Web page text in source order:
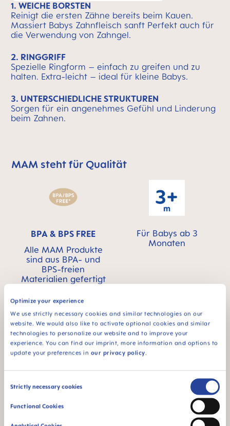
Optimize your experience
We use strictly necessary cookies and similar technologies on our
website. We would also like to activate optional cookies and similar
technologies to personalize our website and to improve your
experience. You can find our imprint, more information and options to
update your preferences in our privacy policy.
Consent
Strictly necessary cookies
Functional Cookies
1. WEICHE BORSTEN
Reinigt die ersten Zähne bereits beim Kauen.
Massiert Babys Zahnfleisch sanft Perfekt auch für
die Verwendung von Zahngel.
2. RINGGRIFF
Spezielle Ringform – einfach zu greifen und zu
halten. Extra-leicht – ideal für kleine Babys.
3. UNTERSCHIEDLICHE STRUKTUREN
Sorgen für ein angenehmes Gefühl und Linderung
beim Zahnen.
MAM überspringen bedeutet Qualitätssymbolleiste
MAM steht für Qualität
BPA & BPS FREE
Alle MAM Produkte
sind aus BPA- und
BPS-freien
Materialien gefertigt
Für Babys ab 3
Monaten
FAQ
Manual MAM Bite Brush